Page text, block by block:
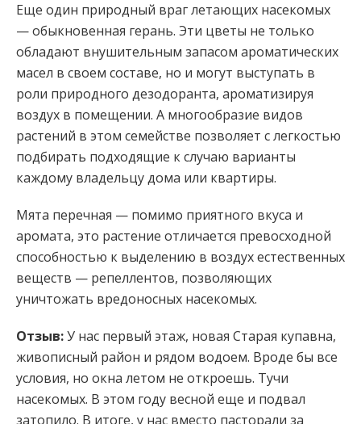
Еще один природный враг летающих насекомых
— обыкновенная герань. Эти цветы не только
обладают внушительным запасом ароматических
масел в своем составе, но и могут выступать в
роли природного дезодоранта, ароматизируя
воздух в помещении. А многообразие видов
растений в этом семействе позволяет с легкостью
подбирать подходящие к случаю варианты
каждому владельцу дома или квартиры.
Мята перечная — помимо приятного вкуса и
аромата, это растение отличается превосходной
способностью к выделению в воздух естественных
веществ — репеллентов, позволяющих
уничтожать вредоносных насекомых.
Отзыв:У нас первый этаж, новая Старая купавна,
живописный район и рядом водоем. Вроде бы все
условия, но окна летом не откроешь. Тучи
насекомых. В этом году весной еще и подвал
затопило. В итоге, у нас вместо пасторали за